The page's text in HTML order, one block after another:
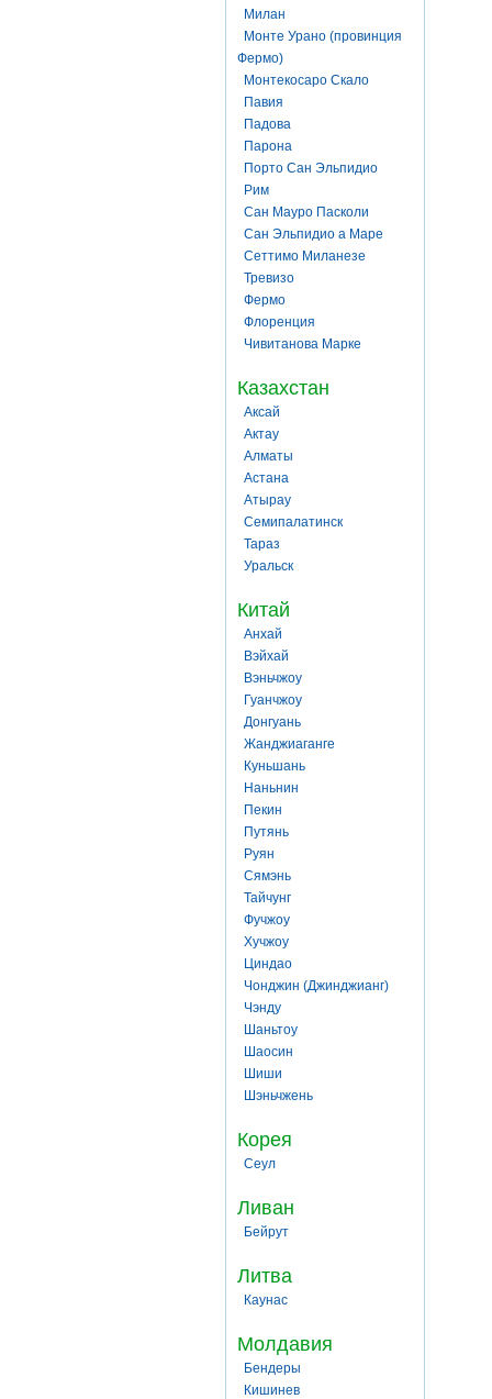
Милан
Монте Урано (провинция
Фермо)
Монтекосаро Скало
Павия
Падова
Парона
Порто Сан Эльпидио
Рим
Сан Мауро Пасколи
Сан Эльпидио а Маре
Сеттимо Миланезе
Тревизо
Фермо
Флоренция
Чивитанова Марке
Казахстан
Аксай
Актау
Алматы
Астана
Атырау
Семипалатинск
Тараз
Уральск
Китай
Анхай
Вэйхай
Вэньчжоу
Гуанчжоу
Донгуань
Жанджиаганге
Куньшань
Наньнин
Пекин
Путянь
Руян
Сямэнь
Тайчунг
Фучжоу
Хучжоу
Циндао
Чонджин (Джинджианг)
Чэнду
Шаньтоу
Шаосин
Шиши
Шэньчжень
Корея
Сеул
Ливан
Бейрут
Литва
Каунас
Молдавия
Бендеры
Кишинев